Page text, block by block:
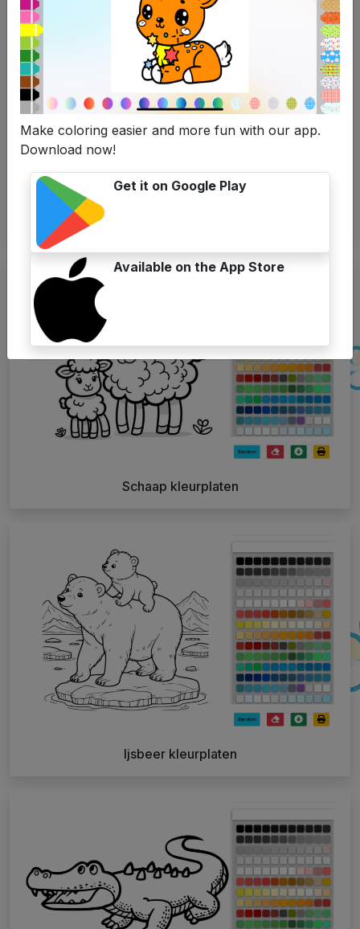
Schaap kleurplaten
Ijsbeer kleurplaten
Make coloring easier and more fun with our app.
Download now!
Get it on Google Play
Available on the App Store